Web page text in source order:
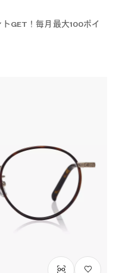
GET！毎月最大100ポイ